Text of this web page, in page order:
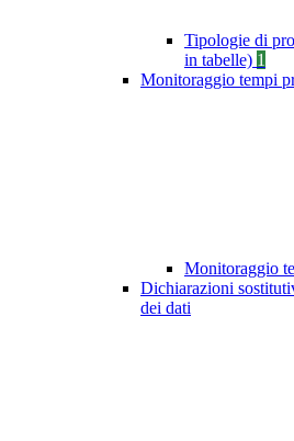
Tipologie di
in tabelle) 1
Monitoraggio tempi
Monitoraggio
Dichiarazioni
dei dati